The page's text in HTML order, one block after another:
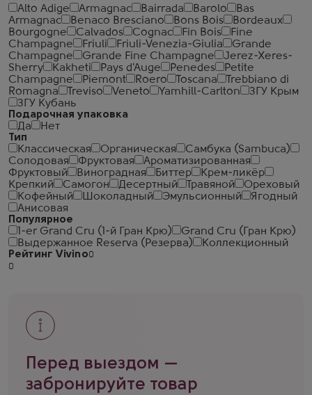
Alto Adige
Armagnac Bairrada Barolo
Bas
Armagnac
Benaco Bresciano Bons Bois
Bordeaux
Bourgogne
Calvados Cognac Fin Bois
Fine
Champagne
Friuli Friuli-Venezia-Giulia
Grande
Champagne
Grande Fine Champagne
Jerez-Xeres-
Sherry
Kakheti Pays d'Auge Penedes
Petite
Champagne
Piemont Roero Toscana
Trebbiano di
Romagna
Treviso Veneto Yamhill-Carlton
ЗГУ Крым
ЗГУ Кубань
Подарочная упаковка
Да
Нет
Тип
Классическая
Органическая
Самбука (Sambuca)
Солодовая
Фруктовая
Ароматизированная
Фруктовый
Виноградная Биттер
Крем-ликёр
Крепкий
Самогон Десертный Травяной
Ореховый
Кофейный
Шоколадный Эмульсионный
Ягодный
Анисовая
Популярное
1-er Grand Cru (1-й Гран Крю)
Grand Cru (Гран Крю)
Выдержанное Reserva (Резерва)
Коллекционный
Рейтинг Vivino
Перед выездом —
забронируйте товар